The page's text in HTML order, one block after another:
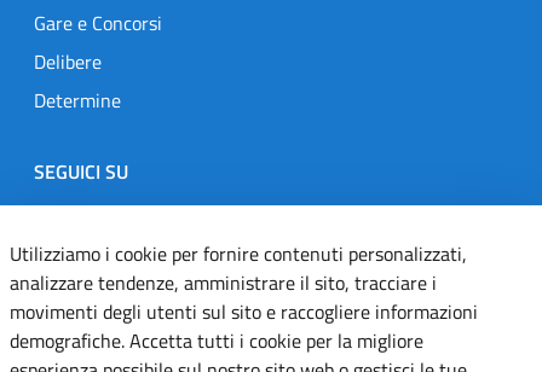
Gare e Concorsi
Delibere
Determine
SEGUICI SU
Designers Italia
TwitterInstagramYoutubeLinkedin
Dichiarazione di accessibilità
Utilizziamo i cookie per fornire contenuti personalizzati,
analizzare tendenze, amministrare il sito, tracciare i
movimenti degli utenti sul sito e raccogliere informazioni
demografiche. Accetta tutti i cookie per la migliore